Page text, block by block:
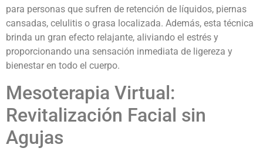
para personas que sufren de retención de líquidos, piernas
cansadas, celulitis o grasa localizada. Además, esta técnica
brinda un gran efecto relajante, aliviando el estrés y
proporcionando una sensación inmediata de ligereza y
bienestar en todo el cuerpo.
Mesoterapia Virtual:
Revitalización Facial sin
Agujas